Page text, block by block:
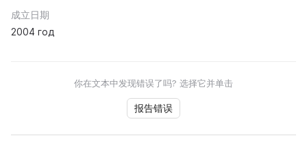
成立日期
2004 год
你在文本中发现错误了吗? 选择它并单击
报告错误